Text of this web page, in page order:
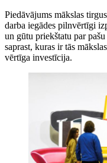
Piedāvājums mākslas
darba iegādes pilnvērtīgi
un gūtu priekštatu par
saprast, kuras ir tās
vērtīga investīcija.